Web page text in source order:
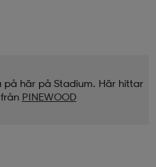
här på Stadium. Här hittar
PINEWOOD